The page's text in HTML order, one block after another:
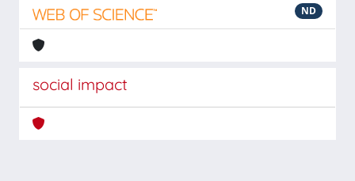
ND
social impact